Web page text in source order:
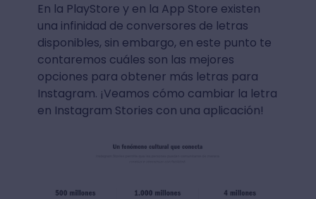
En la PlayStore y en la App Store existen
una infinidad de conversores de letras
disponibles, sin embargo, en este punto te
contaremos cuáles son las mejores
opciones para obtener más letras para
Instagram. ¡Veamos cómo cambiar la letra
en Instagram Stories con una aplicación!